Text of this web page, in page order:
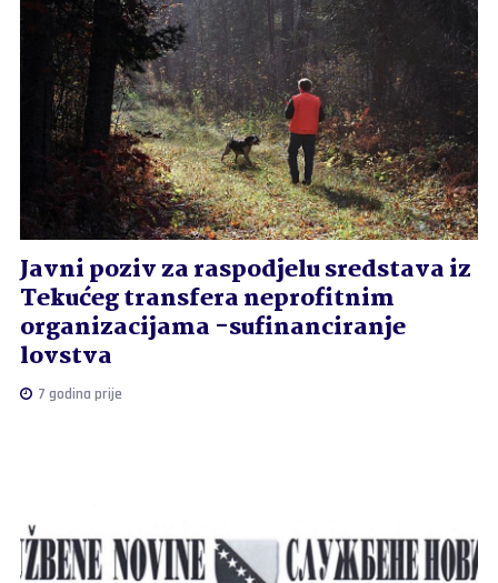
Javni poziv za raspodjelu sredstava iz
Tekućeg transfera neprofitnim
organizacijama -sufinanciranje
lovstva
7 godina prije